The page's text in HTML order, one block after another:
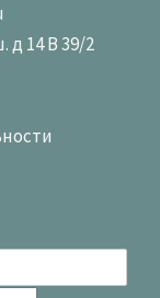
д 14 В 39/2